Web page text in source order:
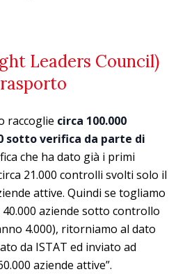
Leaders Council)
raccoglie circa 100.000
sotto verifica da parte di
che ha dato già i primi
21.000 controlli svolti solo il
attive. Quindi se togliamo
aziende sotto controllo
4.000), ritorniamo al dato
da ISTAT ed inviato ad
aziende attive”.